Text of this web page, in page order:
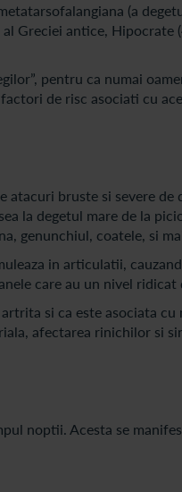
(a
Greciei antice, Hipocrate
pentru ca numai
de risc asociati cu
atacuri bruste si severe
la degetul mare de la
genunchiul, coatele, si
in articulatii,
care au un nivel
si ca este asociata cu
afectarea rinichilor si
noptii. Acesta se